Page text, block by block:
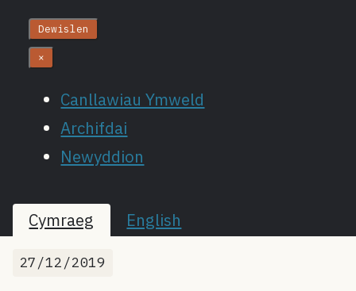
Dewislen
×
Canllawiau Ymweld
Archifdai
Newyddion
Cymraeg English
27/12/2019